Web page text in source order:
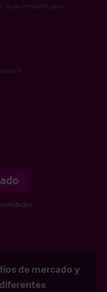
Guía completa para
de mercado y